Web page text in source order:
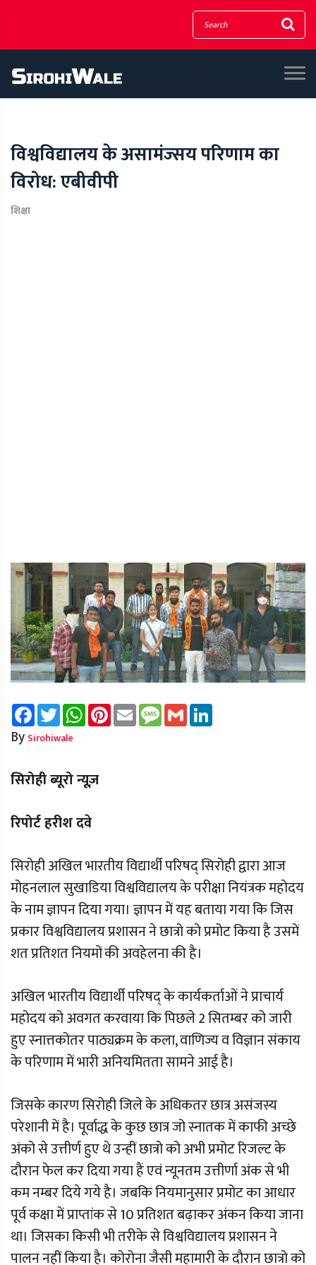
विश्वविद्यालय के असामंज्सय परिणाम का
विरोध: एबीवीपी
शिक्षा
FacebookTwitterWhatsAppPinterest
Email Message
Gmail
By Sirohiwale
सिरोही ब्यूरो न्यूज़
रिपोर्ट हरीश दवे
सिरोही अखिल भारतीय विद्यार्थी परिषद् सिरोही द्वारा आज
मोहनलाल सुखाडिया विश्वविद्यालय के परीक्षा नियंत्रक महोदय
के नाम ज्ञापन दिया गया। ज्ञापन में यह बताया गया कि जिस
प्रकार विश्वविद्यालय प्रशासन ने छात्रो को प्रमोट किया है उसमें
शत प्रतिशत नियमों की अवहेलना की है।
अखिल भारतीय विद्यार्थी परिषद् के कार्यकर्ताओं ने प्राचार्य
महोदय को अवगत करवाया कि पिछले 2 सितम्बर को जारी
हुए स्नात्तकोतर पाठ्यक्रम के कला, वाणिज्य व विज्ञान संकाय
के परिणाम में भारी अनियमितता सामने आई है।
जिसके कारण सिरोही जिले के अधिकतर छात्र असंजस्य
परेशानी में है। पूर्वाद्ध के कुछ छात्र जो स्नातक में काफी अच्छे
अंको से उत्तीर्ण हुए थे उन्हीं छात्रो को अभी प्रमोट रिजल्ट के
दौरान फेल कर दिया गया हैं एवं न्यूनतम उत्तीर्णा अंक से भी
कम नम्बर दिये गये है। जबकि नियमानुसार प्रमोट का आधार
पूर्व कक्षा में प्राप्तांक से 10 प्रतिशत बढ़ाकर अंकन किया जाना
था। जिसका किसी भी तरीके से विश्वविद्यालय प्रशासन ने
पालन नहीं किया है। कोरोना जैसी महामारी के दौरान छात्रो को